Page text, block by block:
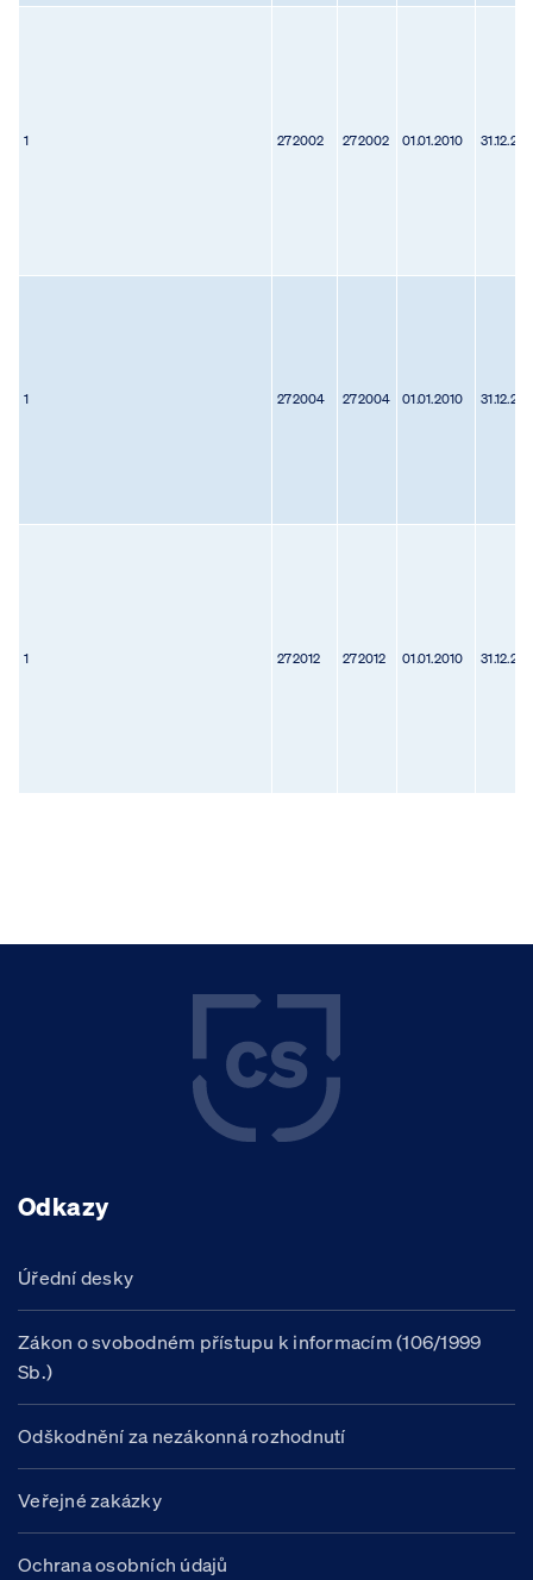
1 272002 272002 01.01.2010
1 272004 272004 01.01.2010
1 272012 272012 01.01.2010
Odkazy
Úřední desky
Zákon o svobodném přístupu k informacím (106/1999
Sb.)
Odškodnění za nezákonná rozhodnutí
Veřejné zakázky
Ochrana osobních údajů